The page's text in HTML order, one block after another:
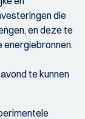
die
en deze te
energiebronnen.
te kunnen